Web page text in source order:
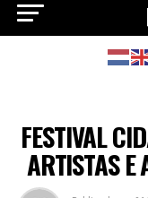
FESTIVAL
ARTISTAS E